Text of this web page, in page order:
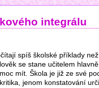
integrálu
spíš školské příklady
se stane učitelem
mít. Škola je již ze své
jenom konstatování